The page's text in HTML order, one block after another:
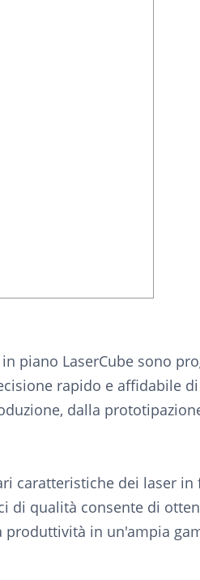
piano LaserCube sono
rapido e affidabile di
dalla
caratteristiche dei laser in
di qualità consente di
in un'ampia